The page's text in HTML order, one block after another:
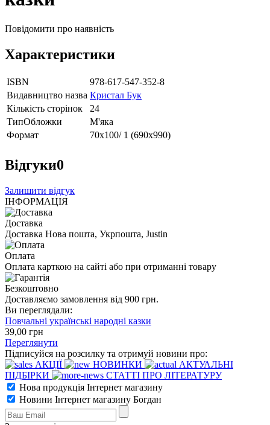
Повідомити про наявність
Характеристики
ISBN
978-617-547-352-8
Видавництво назва Кристал Бук
Кількість сторінок
24
ТипОбложки
М'яка
Формат
70х100/ 1 (690х990)
Відгуки0
Залишити відгук
ІНФОРМАЦІЯ
Доставка
Доставка Нова пошта, Укрпошта, Justin
Оплата
Оплата карткою на сайті або при отриманні товару
Безкоштовно
Доставляємо замовлення від 900 грн.
Ви переглядали:
Повчальні українські народні казки
39,00 грн
Переглянути
Підписуйся на розсилку та отримуй новини про:
АКЦІЇ
НОВИНКИ
АКТУАЛЬНІ
ПІДБІРКИ
СТАТТІ ПРО ЛІТЕРАТУРУ
Нова продукція Інтернет магазину
Новини Інтернет магазину Богдан